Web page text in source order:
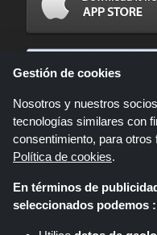
Shoppingspout.com/es es un
cupones; Estas ofertas u
Gestión de cookies
Nosotros y nuestros
tecnologías similares con
consentimiento, para
Política de cookies.
En términos de
seleccionados podemos :